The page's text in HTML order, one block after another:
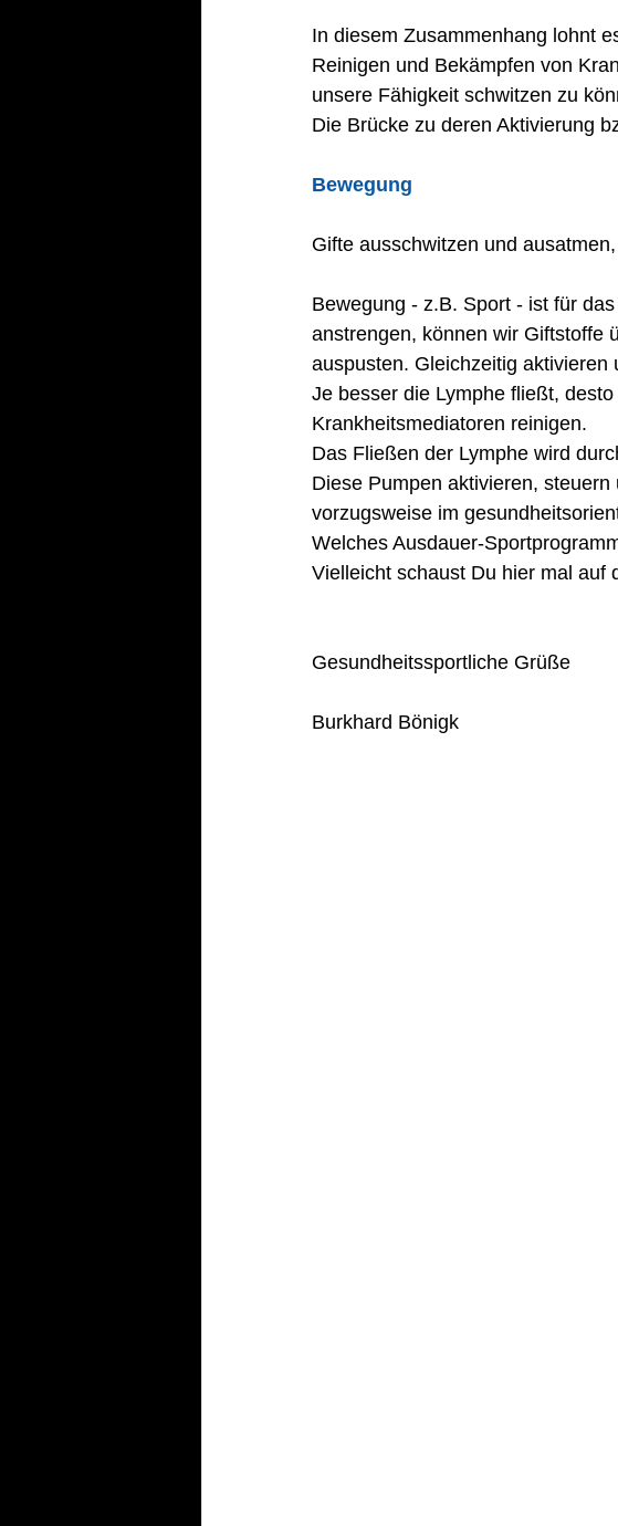
In diesem Zusammenhang lohnt
Reinigen und Bekämpfen von
unsere Fähigkeit schwitzen zu
Die Brücke zu deren Aktivierung
Bewegung
Gifte ausschwitzen und
Bewegung - z.B. Sport - ist für
anstrengen, können wir Giftstoffe
auspusten. Gleichzeitig aktivieren
Je besser die Lymphe fließt,
Krankheitsmediatoren reinigen.
Das Fließen der Lymphe wird
Diese Pumpen aktivieren,
vorzugsweise im
Welches Ausdauer-
Vielleicht schaust Du hier mal auf
Gesundheitssportliche Grüße
Burkhard Bönigk